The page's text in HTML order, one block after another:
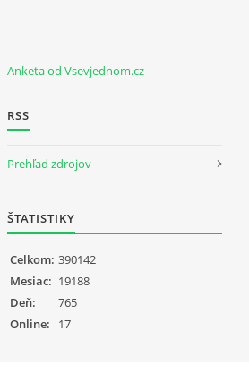
Anketa od Vsevjednom.cz
RSS
Prehľad zdrojov
ŠTATISTIKY
Online: 17
Celkom: 390142
Mesiac: 19188
Deň:
765